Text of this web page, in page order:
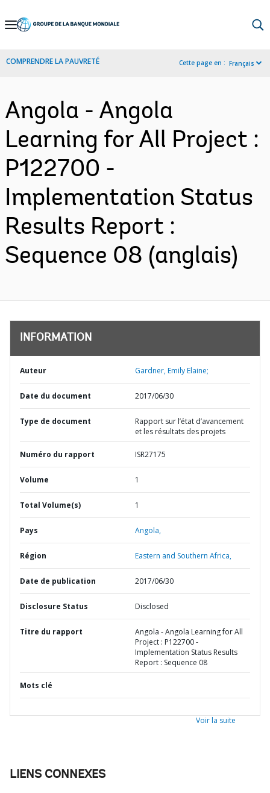
Skip
Navigation
COMPRENDRE LA PAUVRETÉ Cette page en : Français
Angola - Angola
Learning for All Project :
P122700 -
Implementation Status
Results Report :
Sequence 08 (anglais)
INFORMATION
Auteur Gardner, Emily Elaine;
Date du document 2017/06/30
Type de document
Rapport sur l’état d’avancement
et les résultats des projets
Numéro du rapport ISR27175
Volume 1
Total Volume(s) 1
Pays Angola,
Région Eastern and Southern Africa,
Date de publication 2017/06/30
Disclosure Status Disclosed
Titre du rapport
Angola - Angola Learning for All
Project : P122700 -
Implementation Status Results
Report : Sequence 08
Mots clé
Voir la suite
LIENS CONNEXES